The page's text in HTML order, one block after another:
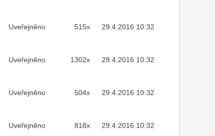
Uveřejněno 515x 29.4.2016 10:32
Uveřejněno 1302x 29.4.2016 10:32
Uveřejněno 504x 29.4.2016 10:32
Uveřejněno 818x 29.4.2016 10:32